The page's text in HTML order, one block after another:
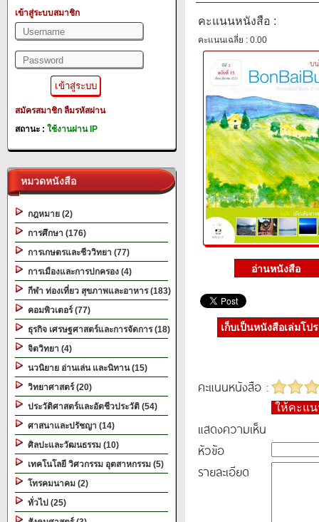
เข้าสู่ระบบสมาชิก
สมัครสมาชิก ลืมรหัสผ่าน
สถานะ : ใช้งานผ่าน IP
หมวดหนังสือ
กฎหมาย (2)
การศึกษา (176)
การเกษตรและชีววิทยา (77)
การเมืองและการปกครอง (4)
กีฬา ท่องเที่ยว สุขภาพและอาหาร (183)
คอมพิวเตอร์ (77)
ธุรกิจ เศรษฐศาสตร์และการจัดการ (18)
จิตวิทยา (4)
นวนิยาย อ่านเล่น และนิทาน (15)
วิทยาศาสตร์ (20)
ประวัติศาสตร์และอัตชีวประวัติ (54)
ศาสนาและปรัชญา (14)
ศิลปะและวัฒนธรรม (10)
เทคโนโลยี วิศวกรรม อุตสาหกรรม (5)
โทรคมนาคม (2)
ทั่วไป (25)
คะแนนหนังสือ :
คะแนนเฉลี่ย : 0.00
เก็บเป็นหนังสือเล่มโป
คะแนนหนังสือ :
ให้คะแ
แสดงความเห็น
หัวข้อ
รายละเอียด